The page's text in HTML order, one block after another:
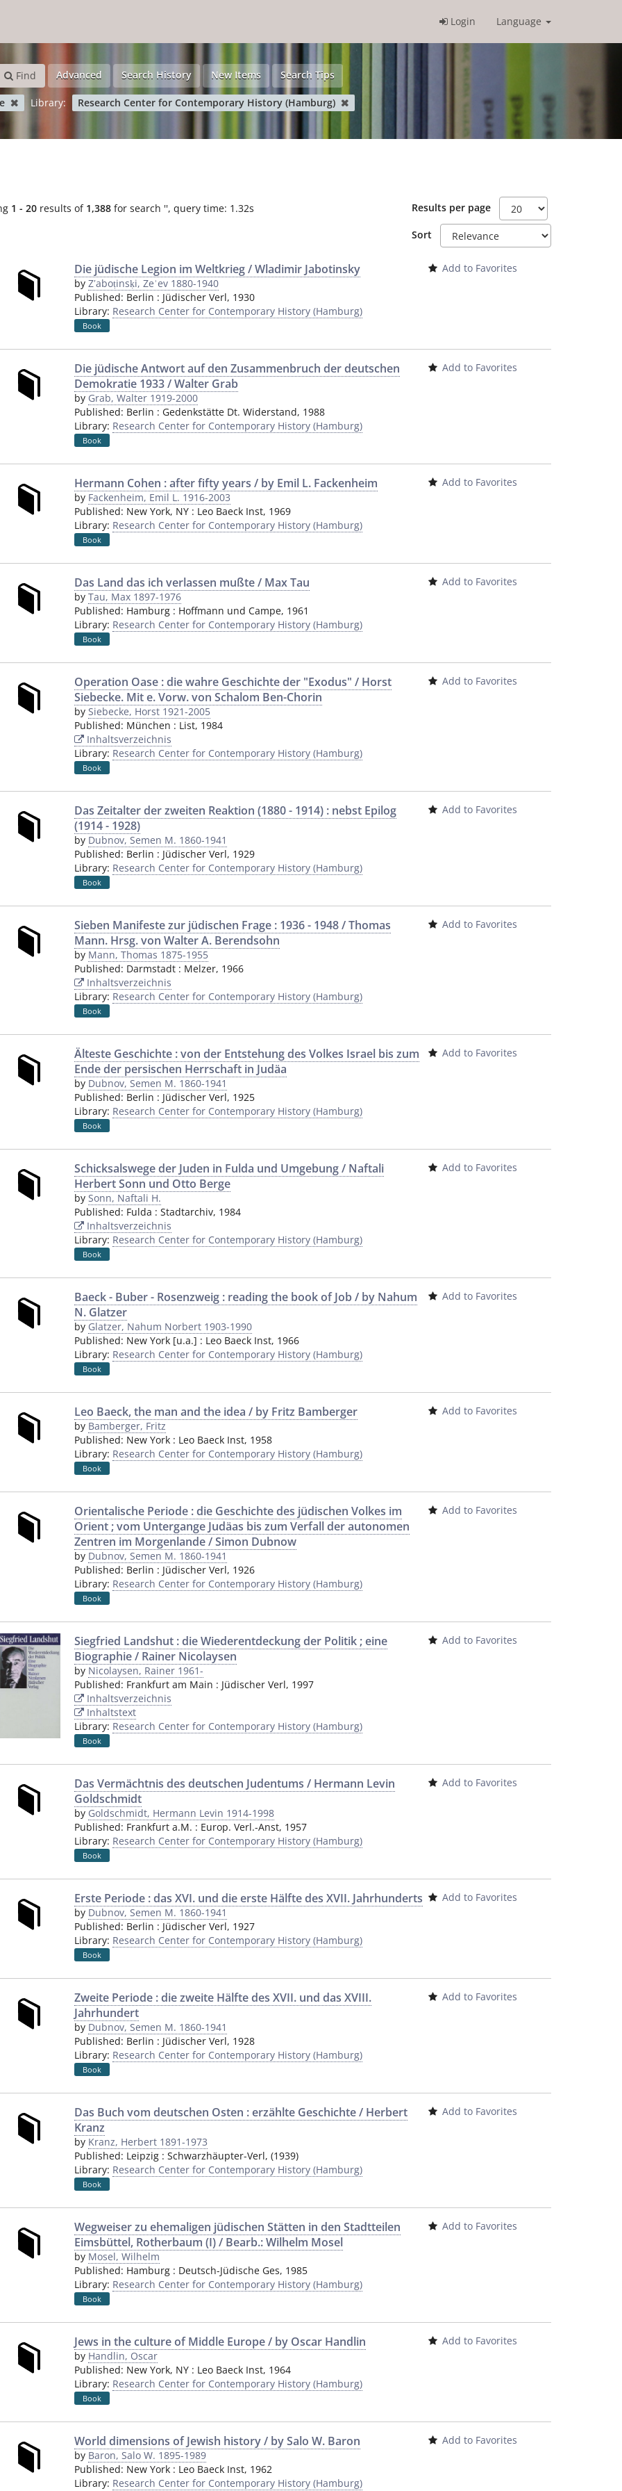
Login Language
Find Advanced Search History New Items Search Tips
Library: Research Center for Contemporary History (Hamburg)
1 - 20 results of 1,388 for search '', query time: 1.32s Results per page
Sort
Die jüdische Legion im Weltkrieg / Wladimir Jabotinsky
by Zʹaboṭinsḳi, Zeʾev 1880-1940
Published: Berlin : Jüdischer Verl, 1930
Library: Research Center for Contemporary History (Hamburg)
Book
Add to Favorites
Die jüdische Antwort auf den Zusammenbruch der deutschen
Demokratie 1933 / Walter Grab
by Grab, Walter 1919-2000
Published: Berlin : Gedenkstätte Dt. Widerstand, 1988
Library: Research Center for Contemporary History (Hamburg)
Book
Add to Favorites
Hermann Cohen : after fifty years / by Emil L. Fackenheim
by Fackenheim, Emil L. 1916-2003
Published: New York, NY : Leo Baeck Inst, 1969
Library: Research Center for Contemporary History (Hamburg)
Book
Add to Favorites
Das Land das ich verlassen mußte / Max Tau
by Tau, Max 1897-1976
Published: Hamburg : Hoffmann und Campe, 1961
Library: Research Center for Contemporary History (Hamburg)
Book
Add to Favorites
Operation Oase : die wahre Geschichte der "Exodus" / Horst
Siebecke. Mit e. Vorw. von Schalom Ben-Chorin
by Siebecke, Horst 1921-2005
Published: München : List, 1984
Inhaltsverzeichnis
Library: Research Center for Contemporary History (Hamburg)
Book
Add to Favorites
Das Zeitalter der zweiten Reaktion (1880 - 1914) : nebst Epilog
(1914 - 1928)
by Dubnov, Semen M. 1860-1941
Published: Berlin : Jüdischer Verl, 1929
Library: Research Center for Contemporary History (Hamburg)
Book
Add to Favorites
Sieben Manifeste zur jüdischen Frage : 1936 - 1948 / Thomas
Mann. Hrsg. von Walter A. Berendsohn
by Mann, Thomas 1875-1955
Published: Darmstadt : Melzer, 1966
Inhaltsverzeichnis
Library: Research Center for Contemporary History (Hamburg)
Book
Add to Favorites
Älteste Geschichte : von der Entstehung des Volkes Israel bis zum
Ende der persischen Herrschaft in Judäa
by Dubnov, Semen M. 1860-1941
Published: Berlin : Jüdischer Verl, 1925
Library: Research Center for Contemporary History (Hamburg)
Book
Add to Favorites
Schicksalswege der Juden in Fulda und Umgebung / Naftali
Herbert Sonn und Otto Berge
by Sonn, Naftali H.
Published: Fulda : Stadtarchiv, 1984
Inhaltsverzeichnis
Library: Research Center for Contemporary History (Hamburg)
Book
Add to Favorites
Baeck - Buber - Rosenzweig : reading the book of Job / by Nahum
N. Glatzer
by Glatzer, Nahum Norbert 1903-1990
Published: New York [u.a.] : Leo Baeck Inst, 1966
Library: Research Center for Contemporary History (Hamburg)
Book
Add to Favorites
Leo Baeck, the man and the idea / by Fritz Bamberger
by Bamberger, Fritz
Published: New York : Leo Baeck Inst, 1958
Library: Research Center for Contemporary History (Hamburg)
Book
Add to Favorites
Orientalische Periode : die Geschichte des jüdischen Volkes im
Orient ; vom Untergange Judäas bis zum Verfall der autonomen
Zentren im Morgenlande / Simon Dubnow
by Dubnov, Semen M. 1860-1941
Published: Berlin : Jüdischer Verl, 1926
Library: Research Center for Contemporary History (Hamburg)
Book
Add to Favorites
Siegfried Landshut : die Wiederentdeckung der Politik ; eine
Biographie / Rainer Nicolaysen
by Nicolaysen, Rainer 1961-
Published: Frankfurt am Main : Jüdischer Verl, 1997
Inhaltsverzeichnis
Inhaltstext
Library: Research Center for Contemporary History (Hamburg)
Book
Add to Favorites
Das Vermächtnis des deutschen Judentums / Hermann Levin
Goldschmidt
by Goldschmidt, Hermann Levin 1914-1998
Published: Frankfurt a.M. : Europ. Verl.-Anst, 1957
Library: Research Center for Contemporary History (Hamburg)
Book
Add to Favorites
Erste Periode : das XVI. und die erste Hälfte des XVII. Jahrhunderts
by Dubnov, Semen M. 1860-1941
Published: Berlin : Jüdischer Verl, 1927
Library: Research Center for Contemporary History (Hamburg)
Book
Add to Favorites
Zweite Periode : die zweite Hälfte des XVII. und das XVIII.
Jahrhundert
by Dubnov, Semen M. 1860-1941
Published: Berlin : Jüdischer Verl, 1928
Library: Research Center for Contemporary History (Hamburg)
Book
Add to Favorites
Das Buch vom deutschen Osten : erzählte Geschichte / Herbert
Kranz
by Kranz, Herbert 1891-1973
Published: Leipzig : Schwarzhäupter-Verl, (1939)
Library: Research Center for Contemporary History (Hamburg)
Book
Add to Favorites
Wegweiser zu ehemaligen jüdischen Stätten in den Stadtteilen
Eimsbüttel, Rotherbaum (I) / Bearb.: Wilhelm Mosel
by Mosel, Wilhelm
Published: Hamburg : Deutsch-Jüdische Ges, 1985
Library: Research Center for Contemporary History (Hamburg)
Book
Add to Favorites
Jews in the culture of Middle Europe / by Oscar Handlin
by Handlin, Oscar
Published: New York, NY : Leo Baeck Inst, 1964
Library: Research Center for Contemporary History (Hamburg)
Book
Add to Favorites
World dimensions of Jewish history / by Salo W. Baron
by Baron, Salo W. 1895-1989
Published: New York : Leo Baeck Inst, 1962
Library: Research Center for Contemporary History (Hamburg)
Add to Favorites